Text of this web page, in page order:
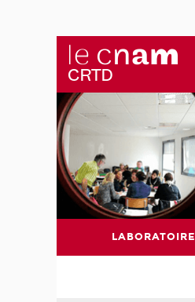
LABORATOIRE